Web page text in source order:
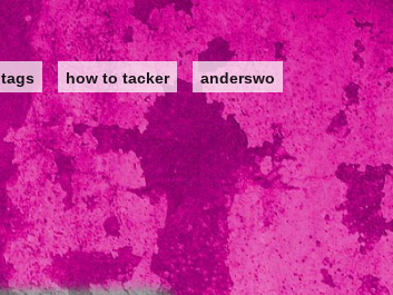
tags how to tacker anderswo